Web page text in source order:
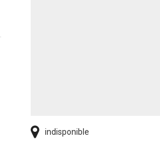
indisponible